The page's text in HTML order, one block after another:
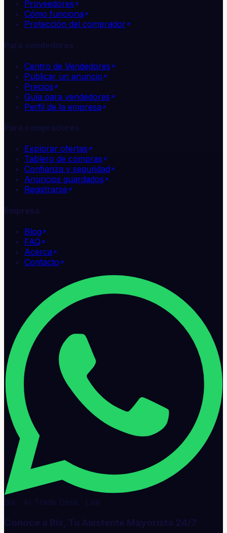
Proveedores
Cómo funciona
Protección del comprador
Para vendedores
Centro de Vendedores
Publicar un anuncio
Precios
Guía para vendedores
Perfil de la empresa
Para compradores
Explorar ofertas
Tablero de compras
Confianza y seguridad
Anuncios guardados
Registrarse
Empresa
Blog
FAQ
Acerca
Contacto
Bix · AI Trade Desk · Live
Conoce a Bix, Tu Asistente Mayorista 24/7